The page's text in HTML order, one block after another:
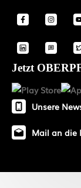
Jetzt
Unsere
Mail an die